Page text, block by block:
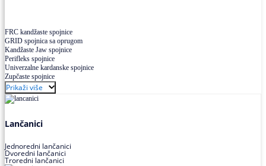
FRC kandžaste spojnice
GRID spojnica sa oprugom
Kandžaste Jaw spojnice
Perifleks spojnice
Univerzalne kardanske spojnice
Zupčaste spojnice
Prikaži više
Lančanici
Jednoredni lančanici
Dvoredni lančanici
Troredni lančanici